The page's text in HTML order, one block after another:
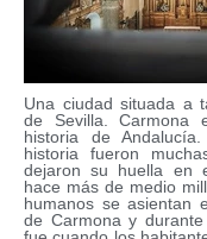
Una ciudad situada a
de Sevilla.
historia de
historia fueron
dejaron su huella en
hace más de medio
humanos se asientan
de Carmona y